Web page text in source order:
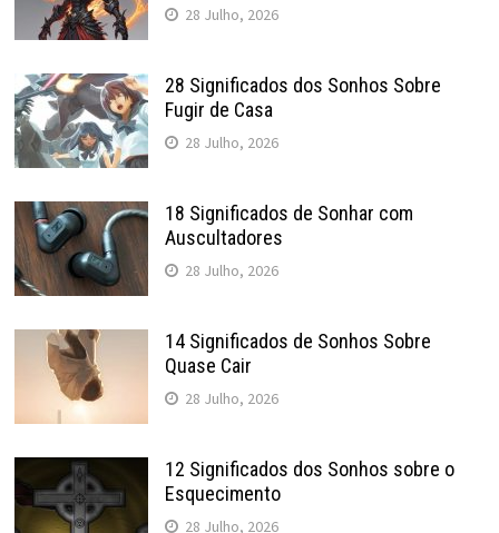
28 Julho, 2026
28 Significados dos Sonhos Sobre
Fugir de Casa
28 Julho, 2026
18 Significados de Sonhar com
Auscultadores
28 Julho, 2026
14 Significados de Sonhos Sobre
Quase Cair
28 Julho, 2026
12 Significados dos Sonhos sobre o
Esquecimento
28 Julho, 2026